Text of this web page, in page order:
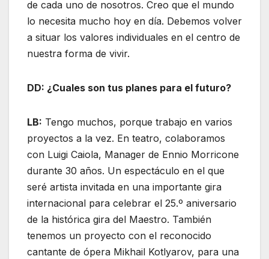
de cada uno de nosotros. Creo que el mundo
lo necesita mucho hoy en día. Debemos volver
a situar los valores individuales en el centro de
nuestra forma de vivir.
DD: ¿Cuales son tus planes para el futuro?
LB: Tengo muchos, porque trabajo en varios
proyectos a la vez. En teatro, colaboramos
con Luigi Caiola, Manager de Ennio Morricone
durante 30 años. Un espectáculo en el que
seré artista invitada en una importante gira
internacional para celebrar el 25.º aniversario
de la histórica gira del Maestro. También
tenemos un proyecto con el reconocido
cantante de ópera Mikhail Kotlyarov, para una